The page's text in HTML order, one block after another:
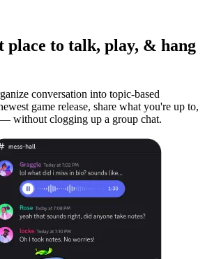
place to talk, play, & hang
conversation into topic-based
game release, share what you're up to,
without clogging up a group chat.